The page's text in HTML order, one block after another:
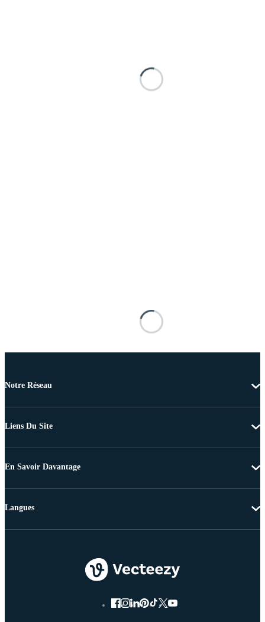
Notre Réseau
Liens Du Site
En Savoir Davantage
Langues